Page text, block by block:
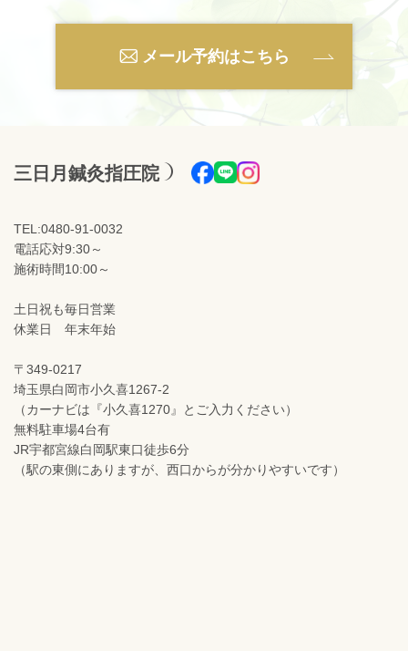
メール予約はこちら
三日月鍼灸指圧院
TEL:0480-91-0032
電話応対9:30～
施術時間10:00～
土日祝も毎日営業
休業日 年末年始
〒349-0217
埼玉県白岡市小久喜1267-2
（カーナビは『小久喜1270』とご入力ください）
無料駐車場4台有
JR宇都宮線白岡駅東口徒歩6分
（駅の東側にありますが、西口からが分かりやすいです）